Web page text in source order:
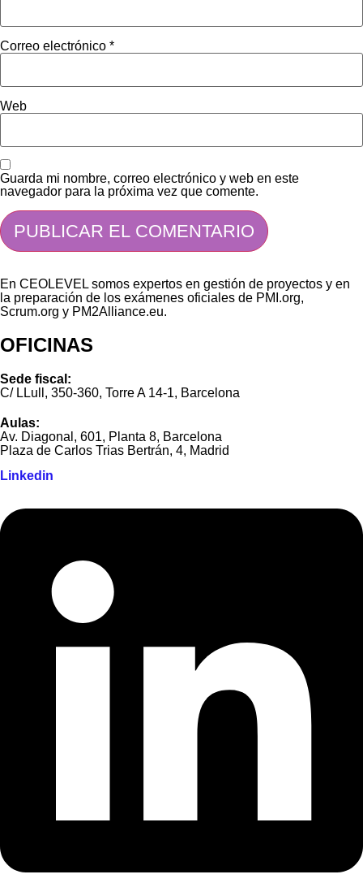
Correo electrónico *
Web
Guarda mi nombre, correo electrónico y web en este
navegador para la próxima vez que comente.
En CEOLEVEL somos expertos en gestión de proyectos y en
la preparación de los exámenes oficiales de PMI.org,
Scrum.org y PM2Alliance.eu.
OFICINAS
Sede fiscal:
C/ LLull, 350-360, Torre A 14-1, Barcelona
Aulas:
Av. Diagonal, 601, Planta 8, Barcelona
Plaza de Carlos Trias Bertrán, 4, Madrid
Linkedin